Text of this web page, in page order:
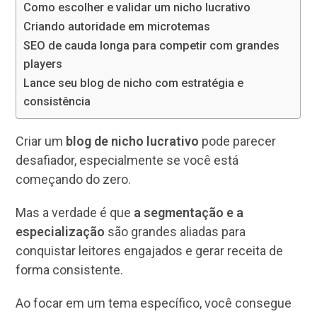
Como escolher e validar um nicho lucrativo
Criando autoridade em microtemas
SEO de cauda longa para competir com grandes
players
Lance seu blog de nicho com estratégia e
consistência
Criar um blog de nicho lucrativo pode parecer
desafiador, especialmente se você está
começando do zero.
Mas a verdade é que a segmentação e a
especialização são grandes aliadas para
conquistar leitores engajados e gerar receita de
forma consistente.
Ao focar em um tema específico, você consegue